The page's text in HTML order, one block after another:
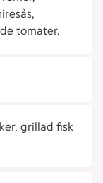
tomater.
grillad fisk